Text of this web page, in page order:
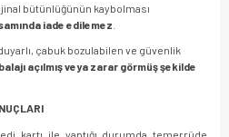
bütünlüğünün kaybolması
iade edilemez
çabuk bozulabilen ve güvenlik
açılmış veya zarar görmüş şekilde
kartı ile yaptığı durumda temerrüde